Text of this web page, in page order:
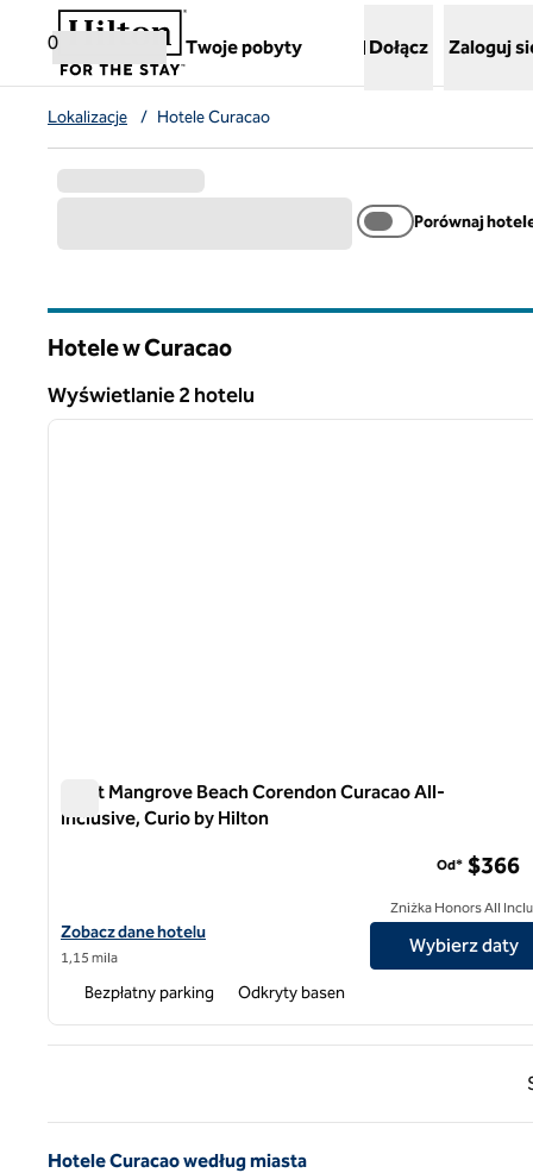
Przejdź do treści
0
Twoje pobyty
,otwiera nową kartę
Dołącz Zaloguj
Lokalizacje / Hotele Curacao
Porównaj
Hotele w Curacao
Wyświetlanie 2 hotelu
Wyświetlanie 2 hotelu
1 z 13
Rif at Mangrove Beach Corendon Curacao All-
Inclusive, Curio by Hilton
Zobacz szczegóły hotelu The Rif at Mangrove Beach Corendon
Zobacz dane hotelu
1,15 mila
Od* $366
Zniżka Honors All
Wybierz daty
Bezpłatny parking Odkryty basen
Hotele Curacao według miasta